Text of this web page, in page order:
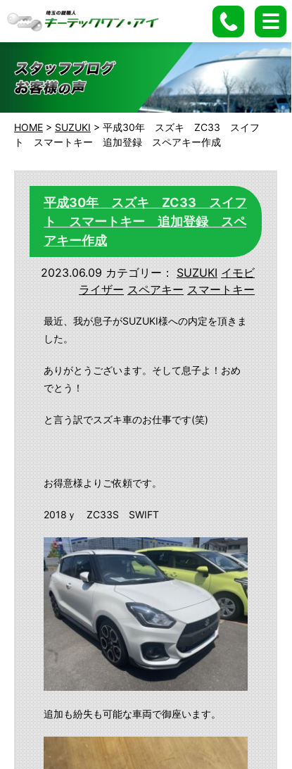
HOME > SUZUKI > 平成30年 スズキ ZC33 スイフ
ト スマートキー 追加登録 スペアキー作成
平成30年 スズキ ZC33 スイフ
ト スマートキー 追加登録 スペ
アキー作成
2023.06.09 カテゴリー： SUZUKI イモビ
ライザー スペアキー スマートキー
最近、我が息子がSUZUKI様への内定を頂きま
した。
ありがとうございます。そして息子よ！おめ
でとう！
と言う訳でスズキ車のお仕事です(笑)
お得意様よりご依頼です。
2018ｙ ZC33S SWIFT
追加も紛失も可能な車両で御座います。